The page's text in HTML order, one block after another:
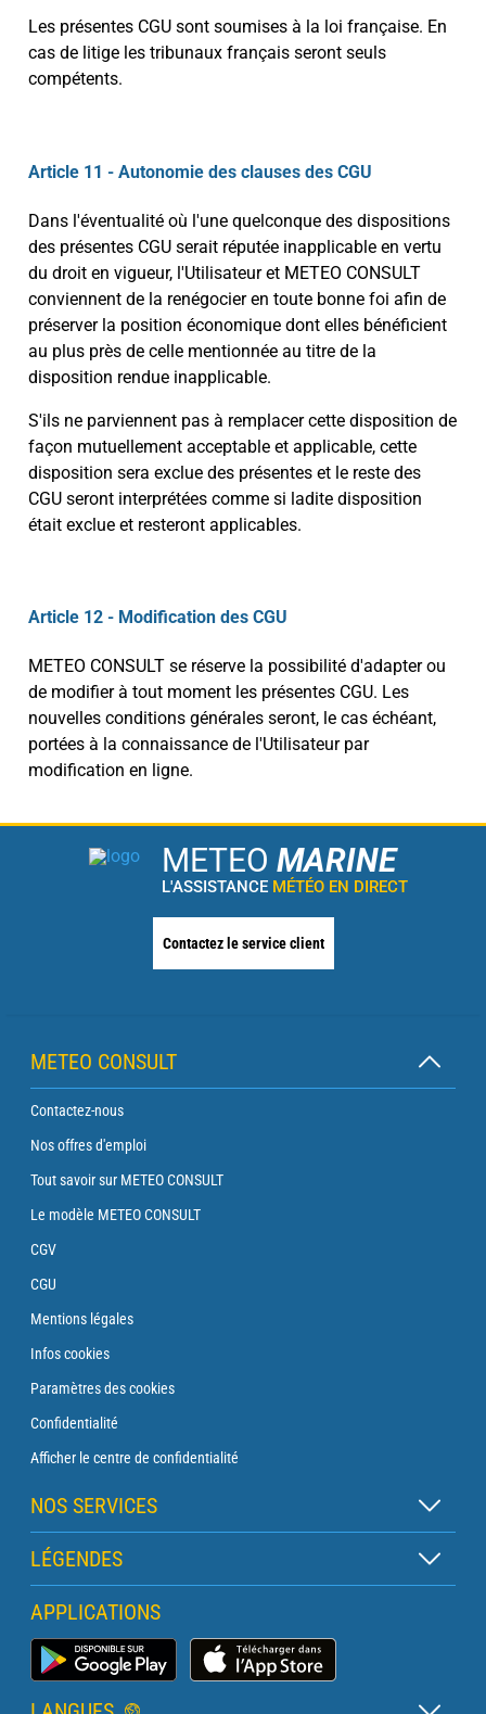
Les présentes CGU sont soumises à la loi française. En
cas de litige les tribunaux français seront seuls
compétents.
Article 11 - Autonomie des clauses des CGU
Dans l'éventualité où l'une quelconque des dispositions
des présentes CGU serait réputée inapplicable en vertu
du droit en vigueur, l'Utilisateur et METEO CONSULT
conviennent de la renégocier en toute bonne foi afin de
préserver la position économique dont elles bénéficient
au plus près de celle mentionnée au titre de la
disposition rendue inapplicable.
S'ils ne parviennent pas à remplacer cette disposition de
façon mutuellement acceptable et applicable, cette
disposition sera exclue des présentes et le reste des
CGU seront interprétées comme si ladite disposition
était exclue et resteront applicables.
Article 12 - Modification des CGU
METEO CONSULT se réserve la possibilité d'adapter ou
de modifier à tout moment les présentes CGU. Les
nouvelles conditions générales seront, le cas échéant,
portées à la connaissance de l'Utilisateur par
modification en ligne.
METEO MARINE
L'ASSISTANCE MÉTÉO EN DIRECT
Contactez le service client
METEO CONSULT
Contactez-nous
Nos offres d'emploi
Tout savoir sur METEO CONSULT
Le modèle METEO CONSULT
CGV
CGU
Mentions légales
Infos cookies
Paramètres des cookies
Confidentialité
Afficher le centre de confidentialité
NOS SERVICES
Abonnement Zen
Abonnement Balise
Abonnement Traversée
Abonnement Phare
LÉGENDES
Légende des cartes
Légende des pictogrammes
Glossaire
APPLICATIONS
Application Météo Marine